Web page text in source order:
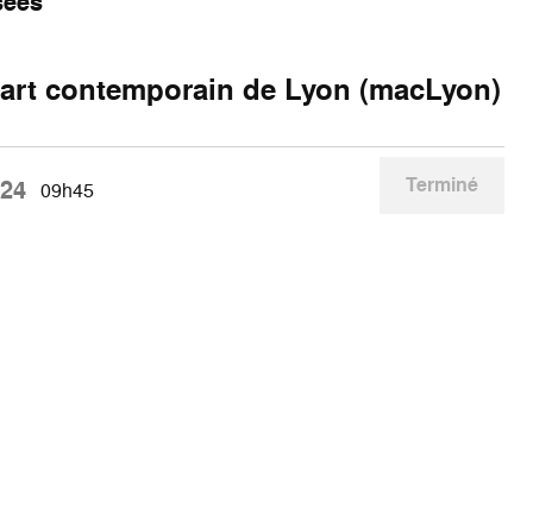
contemporain de Lyon (macLyon)
09h45 Terminé